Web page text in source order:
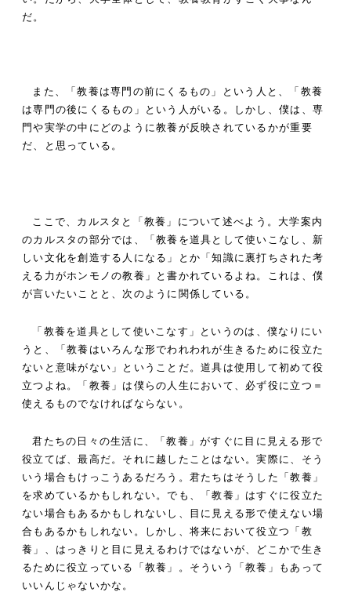
だ。
また、「教養は専門の前にくるもの」という人と、「教養
は専門の後にくるもの」という人がいる。しかし、僕は、 専
門や実学の中にどのように教養が反映されているかが重要
だ、と思っている。
ここで、カルスタと「教養」について述べよう。大学案内
のカルスタの部分では、「教養を道具として使いこなし、新
しい文化を創造する人になる」とか「知識に裏打ちされた考
える力がホンモノの教養」と書かれているよね。これは、僕
が言いたいことと、次のように関係している。
「教養を道具として使いこなす」というのは、僕なりにい
うと、「教養はいろんな形でわれわれが生きるために役立た
ないと意味がない」ということだ。道具は使用して初めて役
立つよね。「教養」は僕らの人生において、必ず役に立つ＝
使えるものでなければならない。
君たちの日々の生活に、「教養」がすぐに目に見える形で
役立てば、最高だ。それに越したことはない。実際に、そう
いう場合もけっこうあるだろう。君たちはそうした「教養」
を求めているかもしれない。でも、「教養」はすぐに役立た
ない場合もあるかもしれないし、目に見える形で使えない場
合もあるかもしれない。しかし、将来において役立つ「教
養」、はっきりと目に見えるわけではないが、どこかで生き
るために役立っている「教養」。そういう「教養」もあって
いいんじゃないかな。